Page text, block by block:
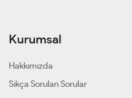
Kurumsal
Hakkımızda
Sıkça Sorulan Sorular